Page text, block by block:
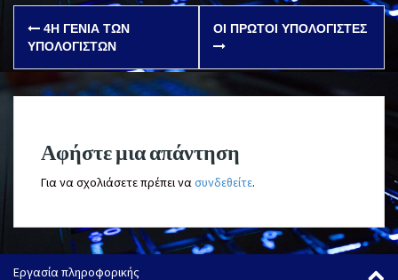
Post
navigation
4Η ΓΕΝΙΆ ΤΩΝ
ΥΠΟΛΟΓΙΣΤΏΝ
ΟΙ ΠΡΏΤΟΙ ΥΠΟΛΟΓΙΣΤΈΣ
Αφήστε μια απάντηση
Για να σχολιάσετε πρέπει νασυνδεθείτε.
Εργασία πληροφορικής